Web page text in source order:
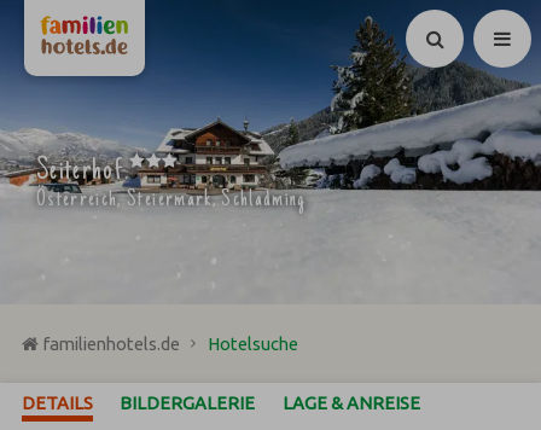
Suchen
Seiterhof ***
Österreich, Steiermark, Schladming
familienhotels.de Hotelsuche
DETAILS BILDERGALERIE
LAGE & ANREISE